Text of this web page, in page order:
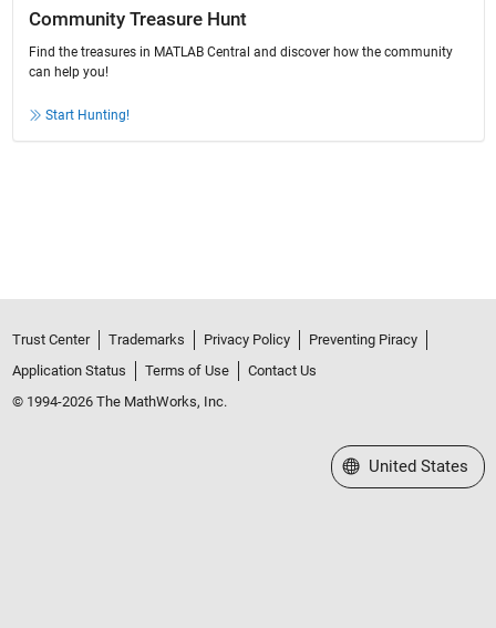
Community Treasure Hunt
Find the treasures in MATLAB Central and discover how the community
can help you!
Start Hunting!
Trust Center Trademarks Privacy Policy
Preventing Piracy
Application Status
Terms of Use
Contact Us
© 1994-2026 The MathWorks, Inc.
Select a Web Site
United States